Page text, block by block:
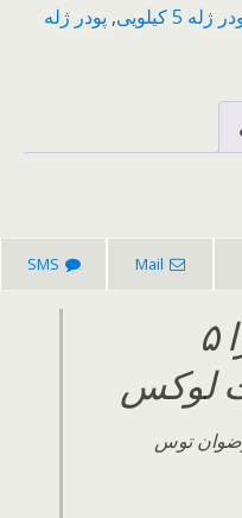
ژله 5 کیلویی , پودر ژله
Mail
SMS
پودر ژله آلوئه ورا ۵
لوکس
توس